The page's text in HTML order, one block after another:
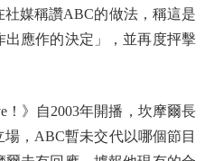
媒稱讚ABC的做法，稱這是
出應作的決定」，並再度抨擊
》自2003年開播，坎摩爾長
，ABC暫未交代以哪個節目